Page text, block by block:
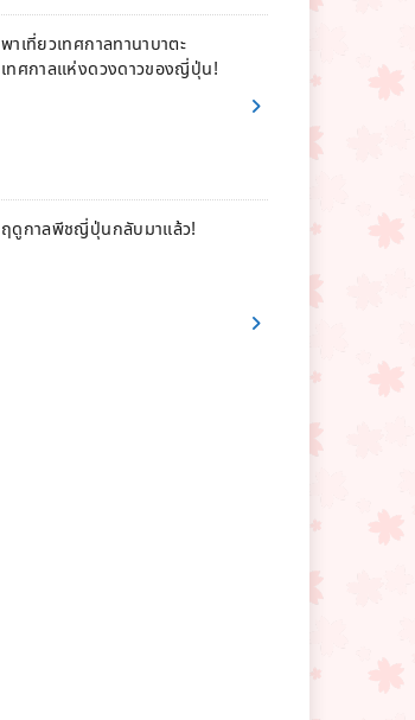
พาเที่ยวเทศกาลทานาบาตะ
เทศกาลแห่งดวงดาวของญี่ปุ่น!
ฤดูกาลพีชญี่ปุ่นกลับมาแล้ว!